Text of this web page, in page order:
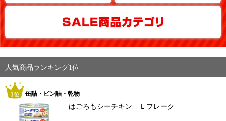
人気商品ランキング1位
缶詰・ビン詰・乾物
はごろもシーチキン Ｌフレーク